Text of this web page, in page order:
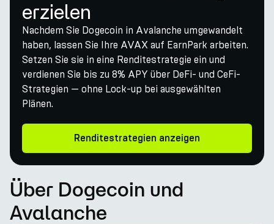
erzielen
Nachdem Sie Dogecoin in Avalanche umgewandelt
haben, lassen Sie Ihre AVAX auf EarnPark arbeiten.
Setzen Sie sie in eine Renditestrategie ein und
verdienen Sie bis zu 8% APY über DeFi- und CeFi-
Strategien — ohne Lock-up bei ausgewählten
Plänen.
Renditestrategien anzeigen
Über Dogecoin und
Avalanche